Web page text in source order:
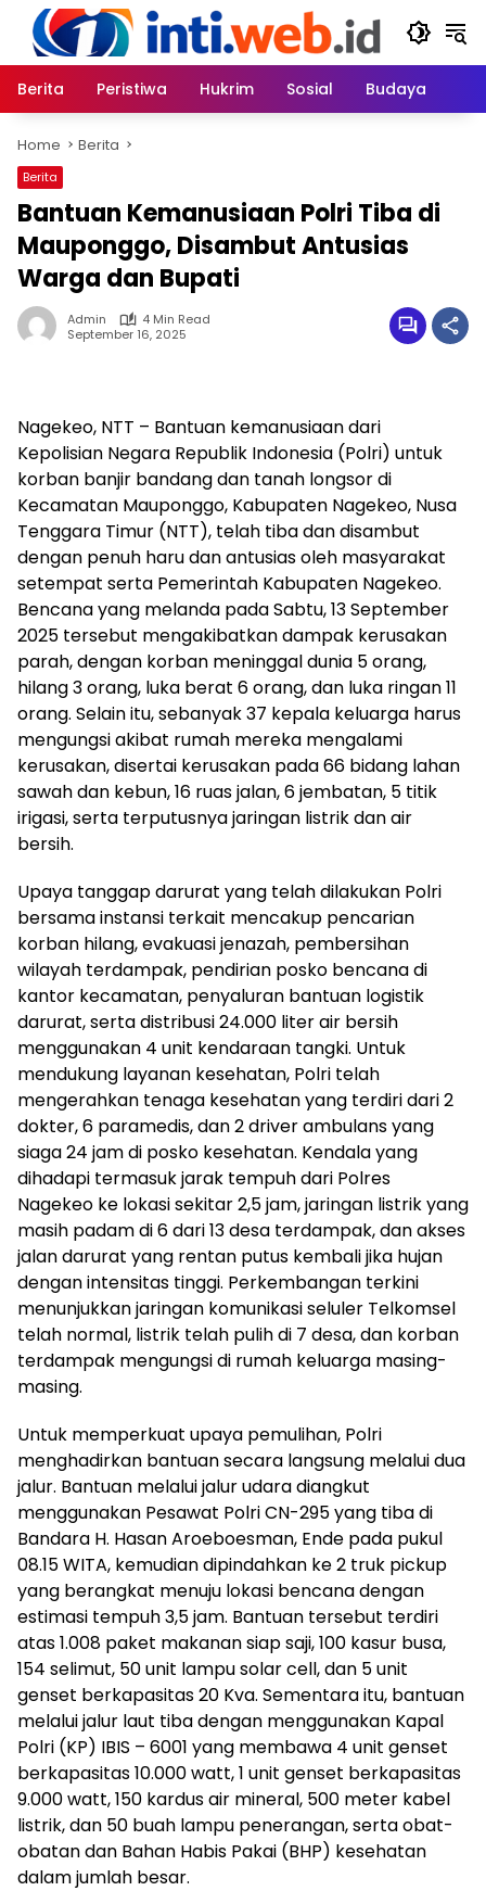
content
Berita
Peristiwa Hukrim Sosial Budaya
Home Berita
Berita
Bantuan Kemanusiaan Polri Tiba di
Mauponggo, Disambut Antusias
Warga dan Bupati
Admin
4 Min Read
September 16, 2025
Nagekeo, NTT – Bantuan kemanusiaan dari
Kepolisian Negara Republik Indonesia (Polri) untuk
korban banjir bandang dan tanah longsor di
Kecamatan Mauponggo, Kabupaten Nagekeo, Nusa
Tenggara Timur (NTT), telah tiba dan disambut
dengan penuh haru dan antusias oleh masyarakat
setempat serta Pemerintah Kabupaten Nagekeo.
Bencana yang melanda pada Sabtu, 13 September
2025 tersebut mengakibatkan dampak kerusakan
parah, dengan korban meninggal dunia 5 orang,
hilang 3 orang, luka berat 6 orang, dan luka ringan 11
orang. Selain itu, sebanyak 37 kepala keluarga harus
mengungsi akibat rumah mereka mengalami
kerusakan, disertai kerusakan pada 66 bidang lahan
sawah dan kebun, 16 ruas jalan, 6 jembatan, 5 titik
irigasi, serta terputusnya jaringan listrik dan air
bersih.
Upaya tanggap darurat yang telah dilakukan Polri
bersama instansi terkait mencakup pencarian
korban hilang, evakuasi jenazah, pembersihan
wilayah terdampak, pendirian posko bencana di
kantor kecamatan, penyaluran bantuan logistik
darurat, serta distribusi 24.000 liter air bersih
menggunakan 4 unit kendaraan tangki. Untuk
mendukung layanan kesehatan, Polri telah
mengerahkan tenaga kesehatan yang terdiri dari 2
dokter, 6 paramedis, dan 2 driver ambulans yang
siaga 24 jam di posko kesehatan. Kendala yang
dihadapi termasuk jarak tempuh dari Polres
Nagekeo ke lokasi sekitar 2,5 jam, jaringan listrik yang
masih padam di 6 dari 13 desa terdampak, dan akses
jalan darurat yang rentan putus kembali jika hujan
dengan intensitas tinggi. Perkembangan terkini
menunjukkan jaringan komunikasi seluler Telkomsel
telah normal, listrik telah pulih di 7 desa, dan korban
terdampak mengungsi di rumah keluarga masing-
masing.
Untuk memperkuat upaya pemulihan, Polri
menghadirkan bantuan secara langsung melalui dua
jalur. Bantuan melalui jalur udara diangkut
menggunakan Pesawat Polri CN-295 yang tiba di
Bandara H. Hasan Aroeboesman, Ende pada pukul
08.15 WITA, kemudian dipindahkan ke 2 truk pickup
yang berangkat menuju lokasi bencana dengan
estimasi tempuh 3,5 jam. Bantuan tersebut terdiri
atas 1.008 paket makanan siap saji, 100 kasur busa,
154 selimut, 50 unit lampu solar cell, dan 5 unit
genset berkapasitas 20 Kva. Sementara itu, bantuan
melalui jalur laut tiba dengan menggunakan Kapal
Polri (KP) IBIS – 6001 yang membawa 4 unit genset
berkapasitas 10.000 watt, 1 unit genset berkapasitas
9.000 watt, 150 kardus air mineral, 500 meter kabel
listrik, dan 50 buah lampu penerangan, serta obat-
obatan dan Bahan Habis Pakai (BHP) kesehatan
dalam jumlah besar.